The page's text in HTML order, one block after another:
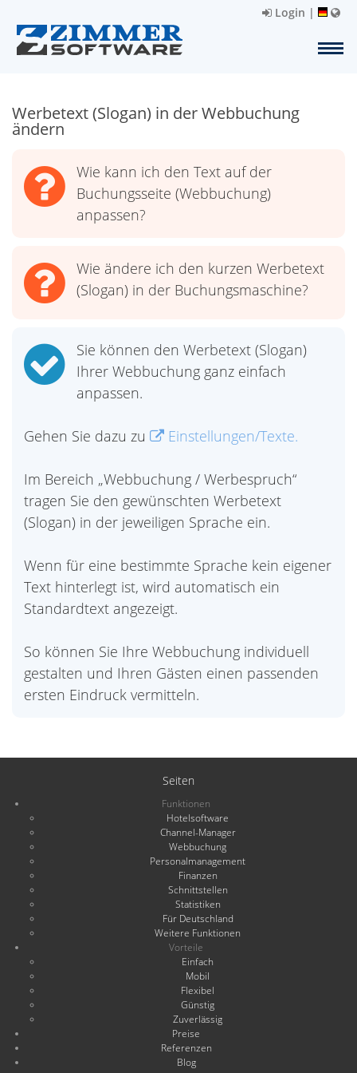
Login |
Werbetext (Slogan) in der Webbuchung
ändern
Wie kann ich den Text auf der
Buchungsseite (Webbuchung)
anpassen?
Wie ändere ich den kurzen Werbetext
(Slogan) in der Buchungsmaschine?
Sie können den Werbetext (Slogan)
Ihrer Webbuchung ganz einfach
anpassen.
Gehen Sie dazu zu Einstellungen/Texte.
Im Bereich „Webbuchung / Werbespruch“
tragen Sie den gewünschten Werbetext
(Slogan) in der jeweiligen Sprache ein.
Wenn für eine bestimmte Sprache kein eigener
Text hinterlegt ist, wird automatisch ein
Standardtext angezeigt.
So können Sie Ihre Webbuchung individuell
gestalten und Ihren Gästen einen passenden
ersten Eindruck vermitteln.
Seiten
Funktionen
Hotelsoftware
Channel-Manager
Webbuchung
Personalmanagement
Finanzen
Schnittstellen
Statistiken
Für Deutschland
Weitere Funktionen
Vorteile
Einfach
Mobil
Flexibel
Günstig
Zuverlässig
Preise
Referenzen
Blog